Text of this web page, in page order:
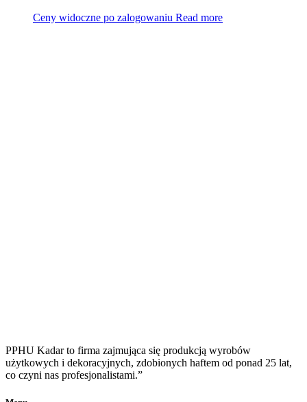
Ceny widoczne po zalogowaniu Read more
PPHU Kadar to firma zajmująca się produkcją wyrobów
użytkowych i dekoracyjnych, zdobionych haftem od ponad 25 lat,
co czyni nas profesjonalistami.”